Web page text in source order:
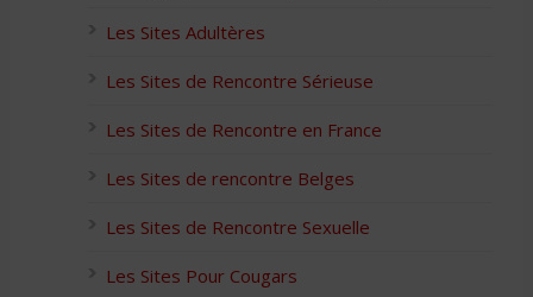
Les Sites Adultères
Les Sites de Rencontre Sérieuse
Les Sites de Rencontre en France
Les Sites de rencontre Belges
Les Sites de Rencontre Sexuelle
Les Sites Pour Cougars